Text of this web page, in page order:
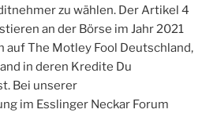
zu wählen. Der Artikel 4
an der Börse im Jahr 2021
auf The Motley Fool Deutschland,
in deren Kredite Du
Bei unserer
im Esslinger Neckar Forum